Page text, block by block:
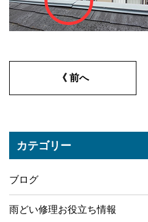
《 前へ
カテゴリー
ブログ
雨どい修理お役立ち情報